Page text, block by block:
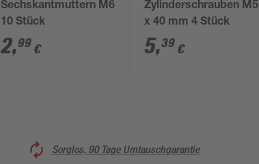
Sechskantmuttern M6
10 Stück
2,99 €
Zylinderschrauben M5
x 40 mm 4 Stück
5,39 €
Sorglos, 90 Tage Umtauschgarantie